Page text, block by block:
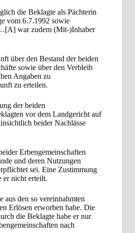
die Beklagte als Pächterin
vom 6.7.1992 sowie
war zudem (Mit-)Inhaber
über den Bestand der beiden
sowie über den Verbleib
Angaben zu
zu erteilen.
der beiden
vor dem Landgericht auf
beider Nachlässe
Erbengemeinschaften
und deren Nutzungen
sei. Eine Zustimmung
nicht erteilt.
den so vereinnahmten
Erlösen erworben habe. Die
die Beklagte habe er nur
nach